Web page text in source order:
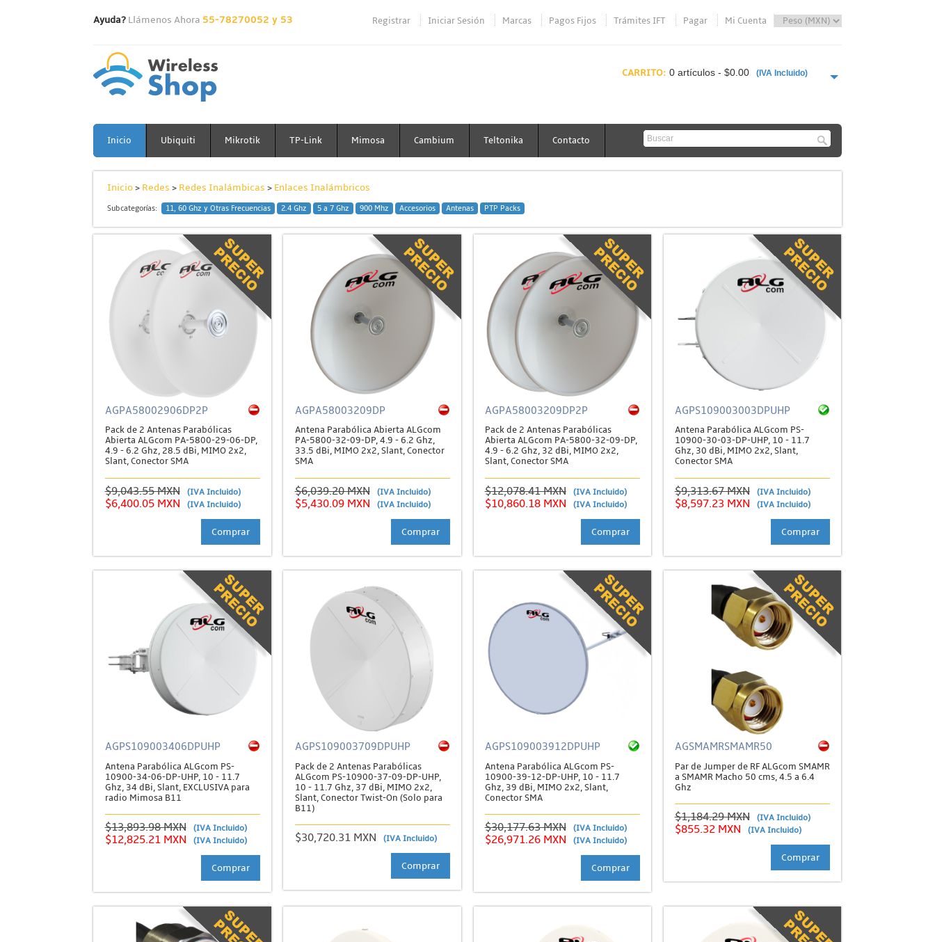
Ayuda? Llámenos Ahora 55-78270052 y 53 Registrar Iniciar Sesión Marcas Pagos Fijos Trámites IFT Pagar Mi Cuenta
CARRITO: 0 artículos - $0.00 (IVA Incluido)
Inicio Ubiquiti Mikrotik TP-Link Mimosa Cambium Teltonika Contacto
Inicio> Redes > Redes Inalámbicas > Enlaces Inalámbricos
Subcategorías: 11, 60 Ghz y Otras Frecuencias 2.4 Ghz 5 a 7 Ghz 900 Mhz Accesorios Antenas PTP Packs
AGPA58002906DP2P
Pack de 2 Antenas Parabólicas
Abierta ALGcom PA-5800-29-06-DP,
4.9 - 6.2 Ghz, 28.5 dBi, MIMO 2x2,
Slant, Conector SMA
$9,043.55 MXN (IVA Incluido)
$6,400.05 MXN (IVA Incluido)
Comprar
AGPA58003209DP
Antena Parabólica Abierta ALGcom
PA-5800-32-09-DP, 4.9 - 6.2 Ghz,
33.5 dBi, MIMO 2x2, Slant, Conector
SMA
$6,039.20 MXN (IVA Incluido)
$5,430.09 MXN (IVA Incluido)
Comprar
AGPA58003209DP2P
Pack de 2 Antenas Parabólicas
Abierta ALGcom PA-5800-32-09-DP,
4.9 - 6.2 Ghz, 32 dBi, MIMO 2x2,
Slant, Conector SMA
$12,078.41 MXN (IVA Incluido)
$10,860.18 MXN (IVA Incluido)
Comprar
AGPS109003003DPUHP
Antena Parabólica ALGcom PS-
10900-30-03-DP-UHP, 10 - 11.7
Ghz, 30 dBi, MIMO 2x2, Slant,
Conector SMA
$9,313.67 MXN (IVA Incluido)
$8,597.23 MXN (IVA Incluido)
Comprar
AGPS109003406DPUHP
Antena Parabólica ALGcom PS-
10900-34-06-DP-UHP, 10 - 11.7
Ghz, 34 dBi, Slant, EXCLUSIVA para
radio Mimosa B11
$13,893.98 MXN (IVA Incluido)
$12,825.21 MXN (IVA Incluido)
Comprar
AGPS109003709DPUHP
Pack de 2 Antenas Parabólicas
ALGcom PS-10900-37-09-DP-UHP,
10 - 11.7 Ghz, 37 dBi, MIMO 2x2,
Slant, Conector Twist-On (Solo para
B11)
$30,720.31 MXN (IVA Incluido)
Comprar
AGPS109003912DPUHP
Antena Parabólica ALGcom PS-
10900-39-12-DP-UHP, 10 - 11.7
Ghz, 39 dBi, MIMO 2x2, Slant,
Conector SMA
$30,177.63 MXN (IVA Incluido)
$26,971.26 MXN (IVA Incluido)
Comprar
AGSMAMRSMAMR50
Par de Jumper de RF ALGcom SMAMR
a SMAMR Macho 50 cms, 4.5 a 6.4
Ghz
$1,184.29 MXN (IVA Incluido)
$855.32 MXN (IVA Incluido)
Comprar